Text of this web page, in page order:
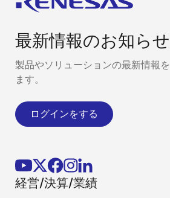
最新情報のお知ら
製品やソリューションの最新情報
ます。
ログインをする
経営/決算/業績